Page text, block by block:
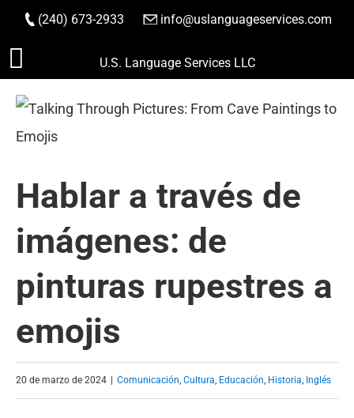
Saltar
contenido
(240) 673-2933 info@uslanguageservices.com
HACER PEDIDO
U.S. Language Services LLC
Hablar a través de
imágenes: de
pinturas rupestres a
emojis
20 de marzo de 2024 Comunicación, Cultura, Educación, Historia, Inglés